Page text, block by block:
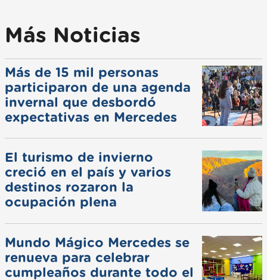
Más Noticias
Más de 15 mil personas
participaron de una agenda
invernal que desbordó
expectativas en Mercedes
El turismo de invierno
creció en el país y varios
destinos rozaron la
ocupación plena
Mundo Mágico Mercedes se
renueva para celebrar
cumpleaños durante todo el